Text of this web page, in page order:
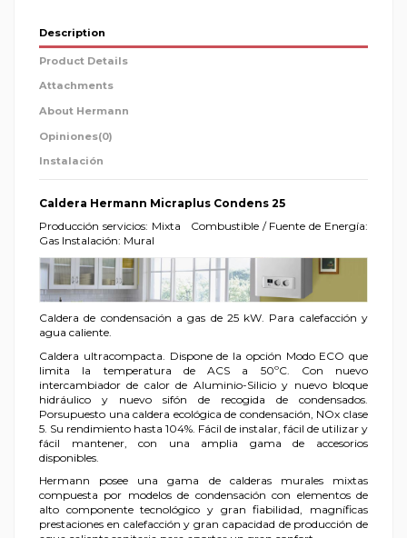
Description
Product Details
Attachments
About Hermann
Opiniones(0)
Instalación
Caldera Hermann Micraplus Condens 25
Producción servicios: Mixta
Combustible / Fuente de Energía:
Gas Instalación: Mural
Caldera de condensación a gas de 25 kW. Para calefacción y
agua caliente.
Caldera ultracompacta. Dispone de la opción Modo ECO que
limita la temperatura de ACS a 50ºC. Con nuevo
intercambiador de calor de Aluminio-Silicio y nuevo bloque
hidráulico y nuevo sifón de recogida de condensados.
Porsupuesto una caldera ecológica de condensación, NOx clase
5. Su rendimiento hasta 104%. Fácil de instalar, fácil de utilizar y
fácil mantener, con una amplia gama de accesorios
disponibles.
Hermann posee una gama de calderas murales mixtas
compuesta por modelos de condensación con elementos de
alto componente tecnológico y gran fiabilidad, magníficas
prestaciones en calefacción y gran capacidad de producción de